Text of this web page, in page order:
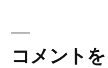
ビ
ゲコメント